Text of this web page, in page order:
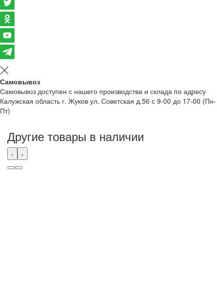
Самовывоз
Самовывоз доступен с нашего производства и склада по адресу
Калужская область г. Жуков ул. Советская д.56 с 9-00 до 17-00 (Пн-
Пт)
Другие товары в наличии
‹ ›